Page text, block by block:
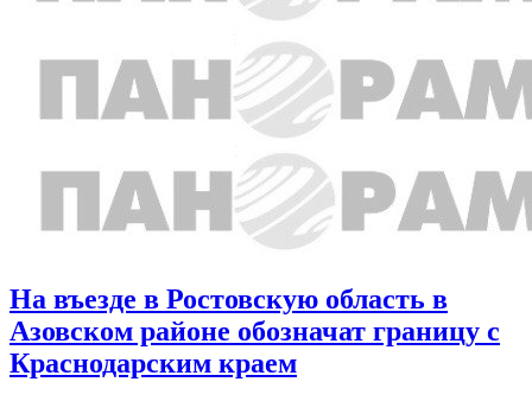
На въезде в Ростовскую область в
Азовском районе обозначат границу с
Краснодарским краем